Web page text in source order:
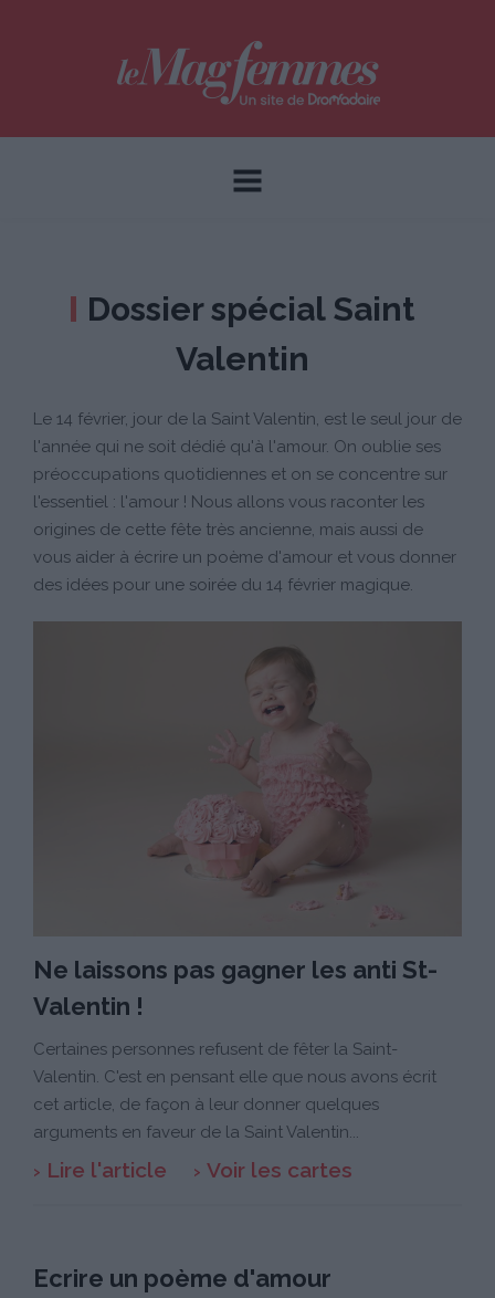
Dossier spécial Saint
Valentin
Le 14 février, jour de la Saint Valentin, est le seul jour de
l'année qui ne soit dédié qu'à l'amour. On oublie ses
préoccupations quotidiennes et on se concentre sur
l'essentiel : l'amour ! Nous allons vous raconter les
origines de cette fête très ancienne, mais aussi de
vous aider à écrire un poème d'amour et vous donner
des idées pour une soirée du 14 février magique.
Ne laissons pas gagner les anti St-
Valentin !
Certaines personnes refusent de fêter la Saint-
Valentin. C'est en pensant elle que nous avons écrit
cet article, de façon à leur donner quelques
arguments en faveur de la Saint Valentin...
Lire l'article Voir les cartes
Ecrire un poème d'amour